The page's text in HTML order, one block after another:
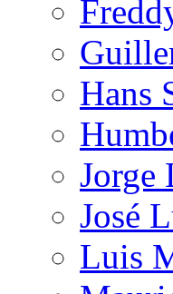
Hans
Jorge
José
Luis